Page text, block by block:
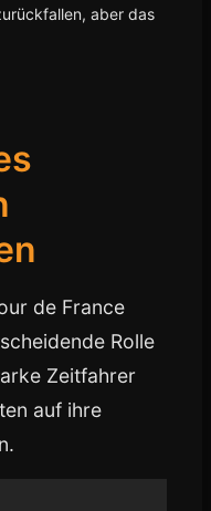
aber das
de France
Rolle
Zeitfahrer
auf ihre